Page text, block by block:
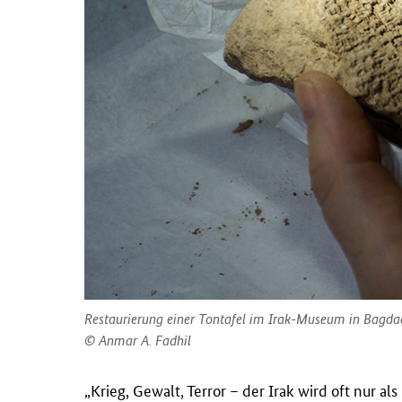
Restaurierung einer Tontafel im Irak-Museum in
Anmar A. Fadhil
„Krieg, Gewalt, Terror – der Irak wird oft nur als